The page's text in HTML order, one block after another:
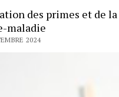
des primes et de
maladie
2024